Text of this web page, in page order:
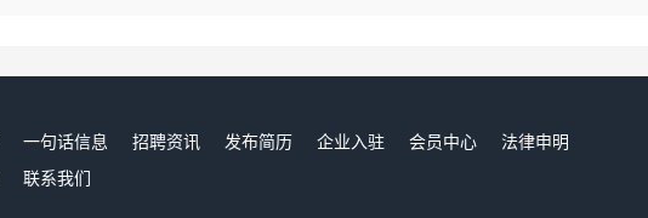
一句话信息 招聘资讯 发布简历 企业入驻 会员中心
法律申明
联系我们